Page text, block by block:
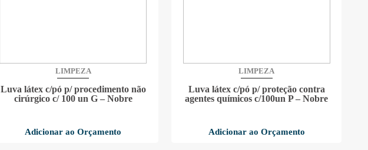
LIMPEZA
Luva látex c/pó p/ procedimento não
cirúrgico c/ 100 un G – Nobre
Adicionar ao Orçamento
LIMPEZA
Luva látex c/pó p/ proteção contra
agentes químicos c/100un P – Nobre
Adicionar ao Orçamento